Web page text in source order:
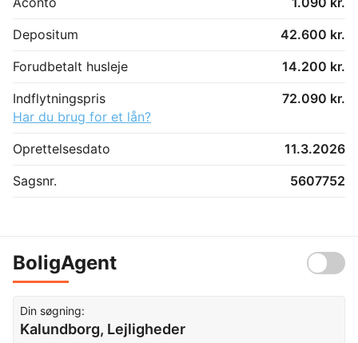
Depositum
42.600 kr.
Forudbetalt husleje
14.200 kr.
Indflytningspris
72.090 kr.
Har du brug for et lån?
Oprettelsesdato
11.3.2026
Sagsnr.
5607752
BoligAgent
Din søgning:
Kalundborg, Lejligheder